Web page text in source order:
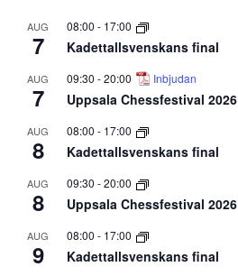
AUG
7
08:00 - 17:00
Kadettallsvenskans final
AUG
7
09:30 -20:00 Inbjudan
Uppsala Chessfestival 2026
AUG
8
08:00 - 17:00
Kadettallsvenskans final
AUG
8
09:30 -20:00
Uppsala Chessfestival 2026
AUG
9
08:00 - 17:00
Kadettallsvenskans final